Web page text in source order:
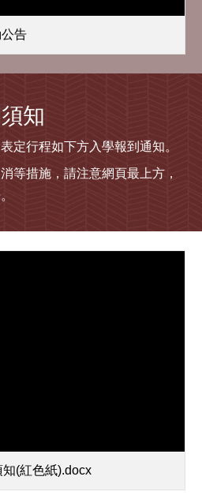
告
知
定行程如下方入學報到通知。
等措施，請注意網頁最上方，
(紅色紙).docx